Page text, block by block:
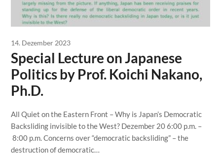
14. Dezember 2023
Special Lecture on Japanese
Politics by Prof. Koichi Nakano,
Ph.D.
All Quiet on the Eastern Front – Why is Japan’s Democratic
Backsliding invisible to the West? Dezember 20 6:00 p.m. –
8:00 p.m. Concerns over “democratic backsliding” – the
destruction of democratic…